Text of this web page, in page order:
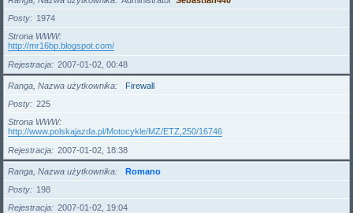
Posty
1974
Strona WWW
http://mr16bp.blogspot.com/
Rejestracja
2007-01-02, 00:48
Ranga, Nazwa użytkownika
Firewall
Posty
225
Strona WWW
http://www.polskajazda.pl/Motocykle/MZ/ETZ,250/16746
Rejestracja
2007-01-02, 18:38
Ranga, Nazwa użytkownika
Romano
Posty
198
Rejestracja
2007-01-02, 19:04